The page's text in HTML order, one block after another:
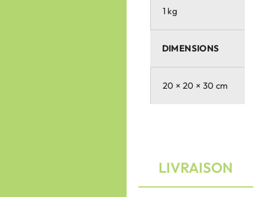
1 kg
DIMENSIONS
20 × 20 × 30 cm
LIVRAISON